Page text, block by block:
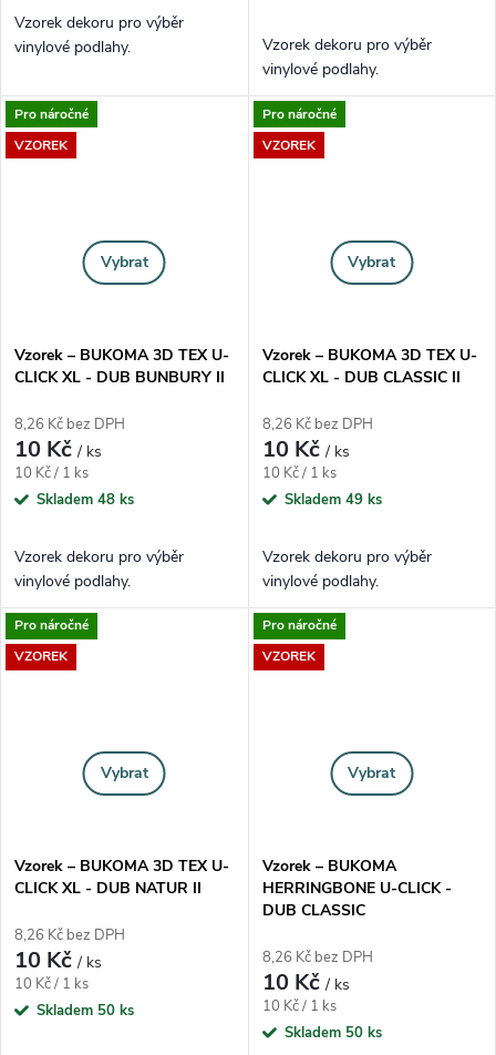
Vzorek dekoru pro výběr
vinylové podlahy.
Vzorek dekoru pro výběr
vinylové podlahy.
Pro náročné
VZOREK
Vybrat
Vzorek – BUKOMA 3D TEX U-
CLICK XL - DUB BUNBURY II
8,26 Kč bez DPH
10 Kč/ ks
Měrná cena:
10 Kč / 1 ks
Skladem 48 ks
Vzorek dekoru pro výběr
vinylové podlahy.
Pro náročné
VZOREK
Vybrat
Vzorek – BUKOMA 3D TEX U-
CLICK XL - DUB CLASSIC II
8,26 Kč bez DPH
10 Kč/ ks
Měrná cena:
10 Kč / 1 ks
Skladem 49 ks
Vzorek dekoru pro výběr
vinylové podlahy.
Pro náročné
VZOREK
Vybrat
Vzorek – BUKOMA 3D TEX U-
CLICK XL - DUB NATUR II
8,26 Kč bez DPH
10 Kč/ ks
Měrná cena:
10 Kč / 1 ks
Skladem 50 ks
Pro náročné
VZOREK
Vybrat
Vzorek – BUKOMA
HERRINGBONE U-CLICK -
DUB CLASSIC
8,26 Kč bez DPH
10 Kč/ ks
Měrná cena:
10 Kč / 1 ks
Skladem 50 ks